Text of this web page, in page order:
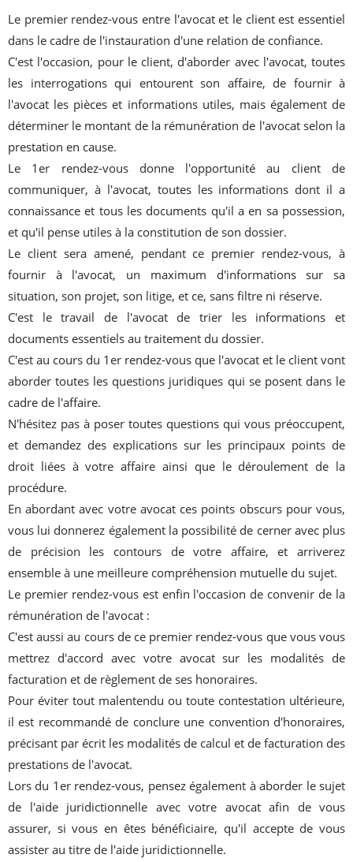
Le premier rendez-vous entre l'avocat et le client est essentiel
dans le cadre de l'instauration d'une relation de confiance.
C'est l'occasion, pour le client, d'aborder avec l'avocat, toutes
les interrogations qui entourent son affaire, de fournir à
l'avocat les pièces et informations utiles, mais également de
déterminer le montant de la rémunération de l'avocat selon la
prestation en cause.
Le 1er rendez-vous donne l'opportunité au client de
communiquer, à l'avocat, toutes les informations dont il a
connaissance et tous les documents qu'il a en sa possession,
et qu'il pense utiles à la constitution de son dossier.
Le client sera amené, pendant ce premier rendez-vous, à
fournir à l'avocat, un maximum d'informations sur sa
situation, son projet, son litige, et ce, sans filtre ni réserve.
C'est le travail de l'avocat de trier les informations et
documents essentiels au traitement du dossier.
C'est au cours du 1er rendez-vous que l'avocat et le client vont
aborder toutes les questions juridiques qui se posent dans le
cadre de l'affaire.
N'hésitez pas à poser toutes questions qui vous préoccupent,
et demandez des explications sur les principaux points de
droit liées à votre affaire ainsi que le déroulement de la
procédure.
En abordant avec votre avocat ces points obscurs pour vous,
vous lui donnerez également la possibilité de cerner avec plus
de précision les contours de votre affaire, et arriverez
ensemble à une meilleure compréhension mutuelle du sujet.
Le premier rendez-vous est enfin l'occasion de convenir de la
rémunération de l'avocat :
C'est aussi au cours de ce premier rendez-vous que vous vous
mettrez d'accord avec votre avocat sur les modalités de
facturation et de règlement de ses honoraires.
Pour éviter tout malentendu ou toute contestation ultérieure,
il est recommandé de conclure une convention d'honoraires,
précisant par écrit les modalités de calcul et de facturation des
prestations de l'avocat.
Lors du 1er rendez-vous, pensez également à aborder le sujet
de l'aide juridictionnelle avec votre avocat afin de vous
assurer, si vous en êtes bénéficiaire, qu'il accepte de vous
assister au titre de l'aide juridictionnelle.